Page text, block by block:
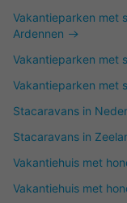
Vakantieparken met
Ardennen
Vakantieparken met
Vakantieparken met
Stacaravans in
Stacaravans in
Vakantiehuis met
Vakantiehuis met